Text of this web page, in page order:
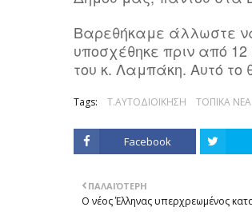
Βαρεθήκαμε άλλωστε
υποσχέθηκε πριν από
του κ. Λαμπάκη. Αυτό το
Tags: Τ.ΑΥΤΟΔΙΟΙΚΗΣΗ ΤΟΠΙΚΑ ΝΕΑ
Facebook
ΠΑΛΑΙΌΤΕΡΗ
Ο νέος Έλληνας υπερχρεωμένος